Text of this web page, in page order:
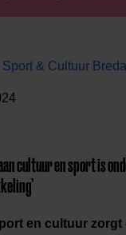
& Cultuur
cultuur en sport is
en cultuur